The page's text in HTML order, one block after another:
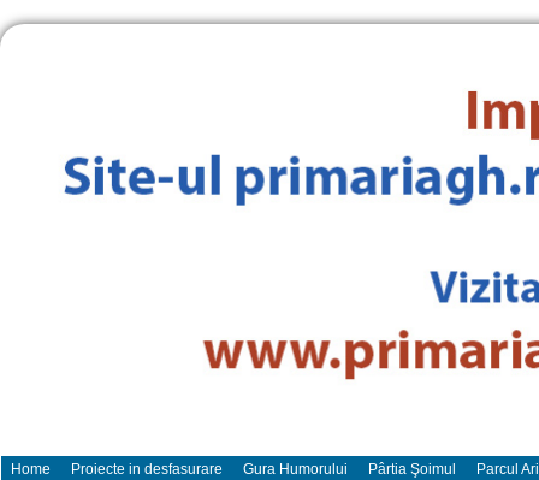
Home Proiecte in desfasurare Gura Humorului Pârtia Şoimul Parcul